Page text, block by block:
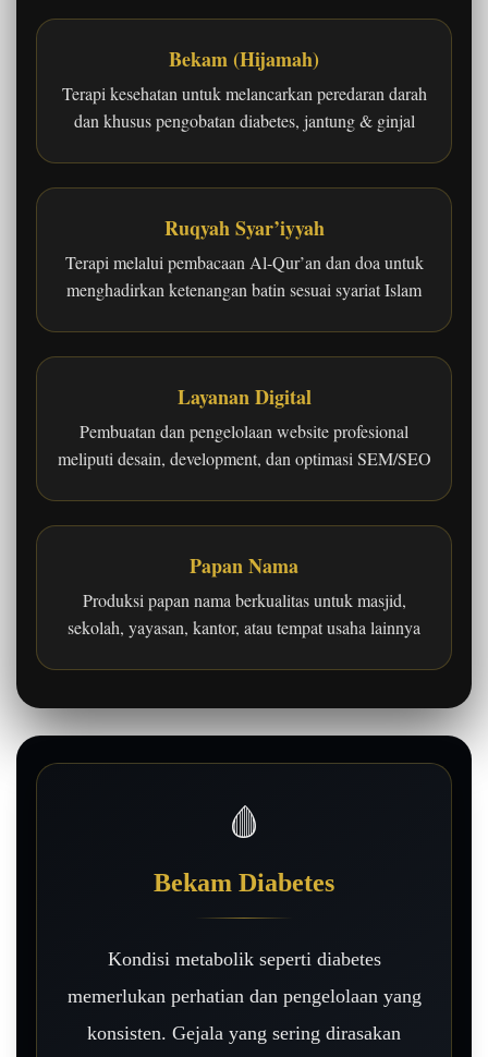
Bekam (Hijamah)
Terapi kesehatan untuk melancarkan peredaran darah
dan khusus pengobatan diabetes, jantung & ginjal
Ruqyah Syar’iyyah
Terapi melalui pembacaan Al-Qur’an dan doa untuk
menghadirkan ketenangan batin sesuai syariat Islam
Layanan Digital
Pembuatan dan pengelolaan website profesional
meliputi desain, development, dan optimasi SEM/SEO
Papan Nama
Produksi papan nama berkualitas untuk masjid,
sekolah, yayasan, kantor, atau tempat usaha lainnya
🩸
Bekam Diabetes
Kondisi metabolik seperti diabetes
memerlukan perhatian dan pengelolaan yang
konsisten. Gejala yang sering dirasakan